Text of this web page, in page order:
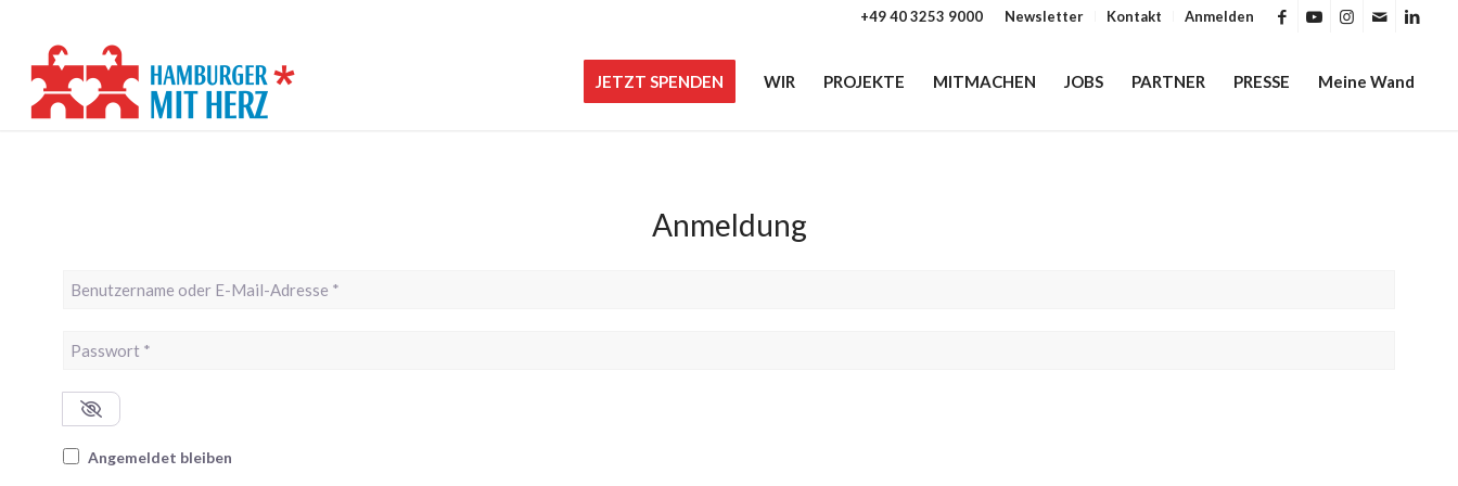
Newsletter Kontakt Anmelden
+49 40 3253 9000
JETZT SPENDEN WIR PROJEKTE MITMACHEN JOBS PARTNER PRESSE Meine Wand
Anmeldung
Benutzername oder E-Mail-Adresse
Passwort *
Angemeldet bleiben